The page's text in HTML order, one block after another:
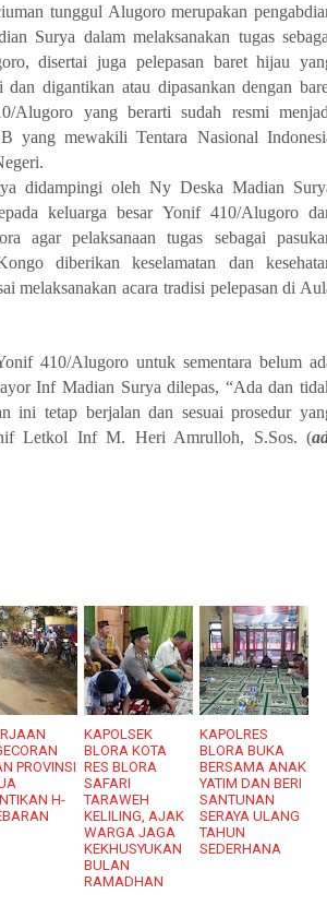
tunggul Alugoro merupakan
Surya dalam melaksanakan tugas
disertai juga pelepasan baret hijau
dan digantikan atau dipasankan dengan
Alugoro yang berarti sudah resmi
yang mewakili Tentara Nasional
didampingi oleh Ny Deska Madian
keluarga besar Yonif 410/Alugoro
agar pelaksanaan tugas sebagai
diberikan keselamatan dan
melaksanakan acara tradisi pelepasan di
410/Alugoro untuk sementara belum
Inf Madian Surya dilepas, “Ada dan
ini tetap berjalan dan sesuai prosedur
Letkol Inf M. Heri Amrulloh, S.Sos. (
PROVINSI
H-
KAPOLSEK
BLORA KOTA
RES BLORA
SAFARI
TARAWEH
KELILING, AJAK
WARGA JAGA
KEKHUSYUKAN
BULAN
RAMADHAN
KAPOLRES
BLORA BUKA
BERSAMA ANAK
YATIM DAN BERI
SANTUNAN
SERAYA ULANG
TAHUN
SEDERHANA